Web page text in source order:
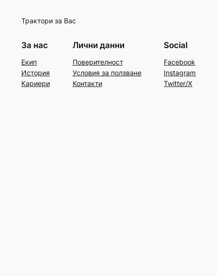
Трактори за Вас
За нас
Екип
История
Кариери
Лични данни
Поверителност
Условия за ползване
Контакти
Social
Facebook
Instagram
Twitter/X